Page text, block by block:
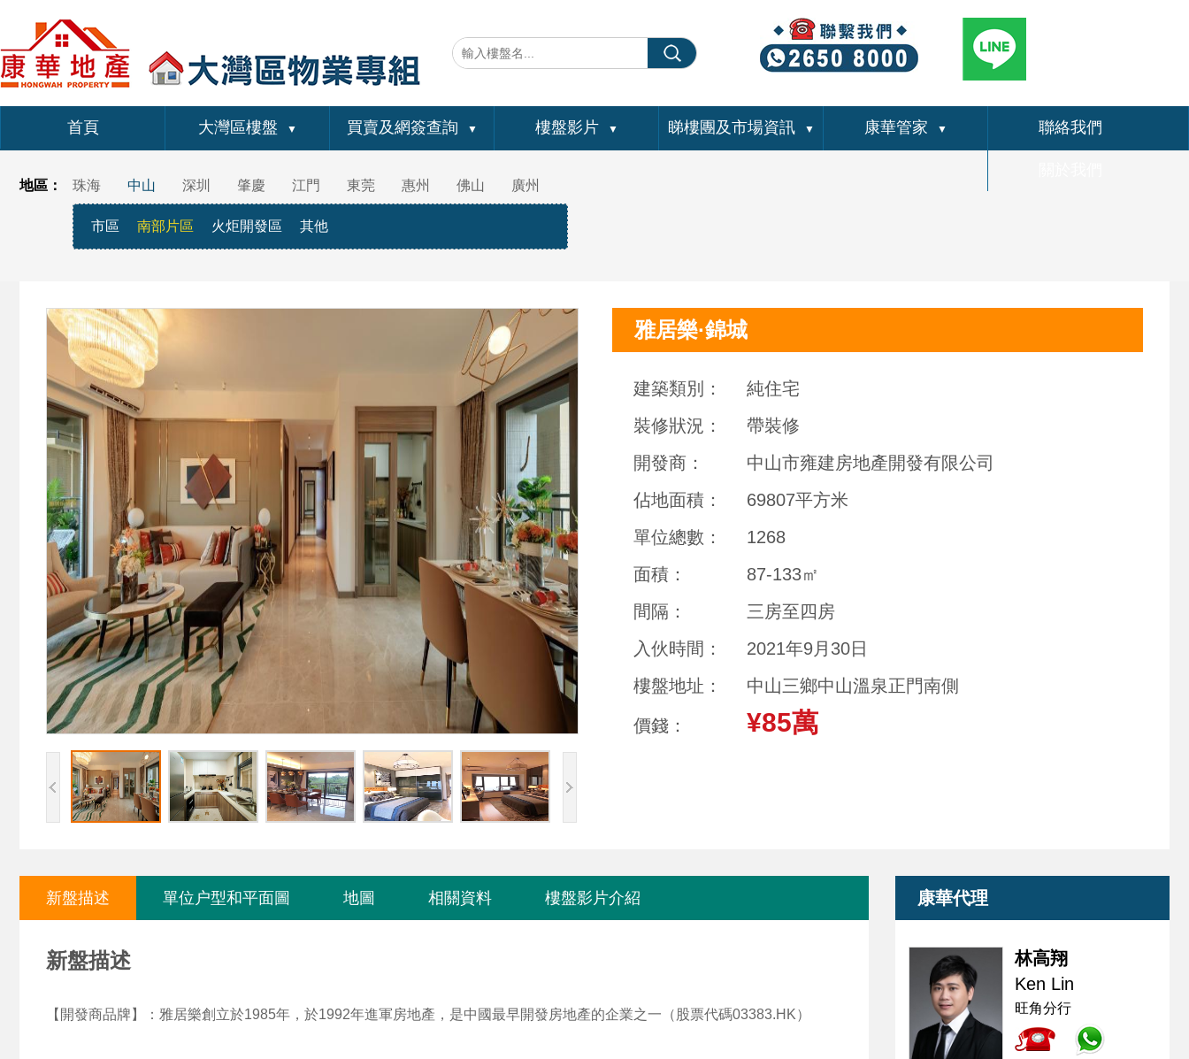
首頁 大灣區樓盤 ▼ 買賣及網簽查詢 ▼ 樓盤影片 ▼ 睇樓團及市場資訊 ▼ 康華管家 ▼ 聯絡我們
地區： 珠海 中山
市區 南部片區 火炬開發區 其他
深圳 肇慶 江門 東莞 惠州 佛山 廣州
雅居樂·錦城
建築類別：
純住宅
裝修狀況：
帶裝修
開發商：
中山市雍建房地產開發有限公司
佔地面積：
69807平方米
單位總數：
1268
面積：
87-133㎡
間隔：
三房至四房
入伙時間：
2021年9月30日
樓盤地址：
中山三鄉中山溫泉正門南側
價錢： ¥85萬
新盤描述 單位户型和平面圖 地圖 相關資料 樓盤影片介紹
新盤描述
【開發商品牌】：雅居樂創立於1985年，於1992年進軍房地產，是中國最早開發房地產的企業之一（股票代碼03383.HK）
康華代理
林高翔
Ken Lin
旺角分行